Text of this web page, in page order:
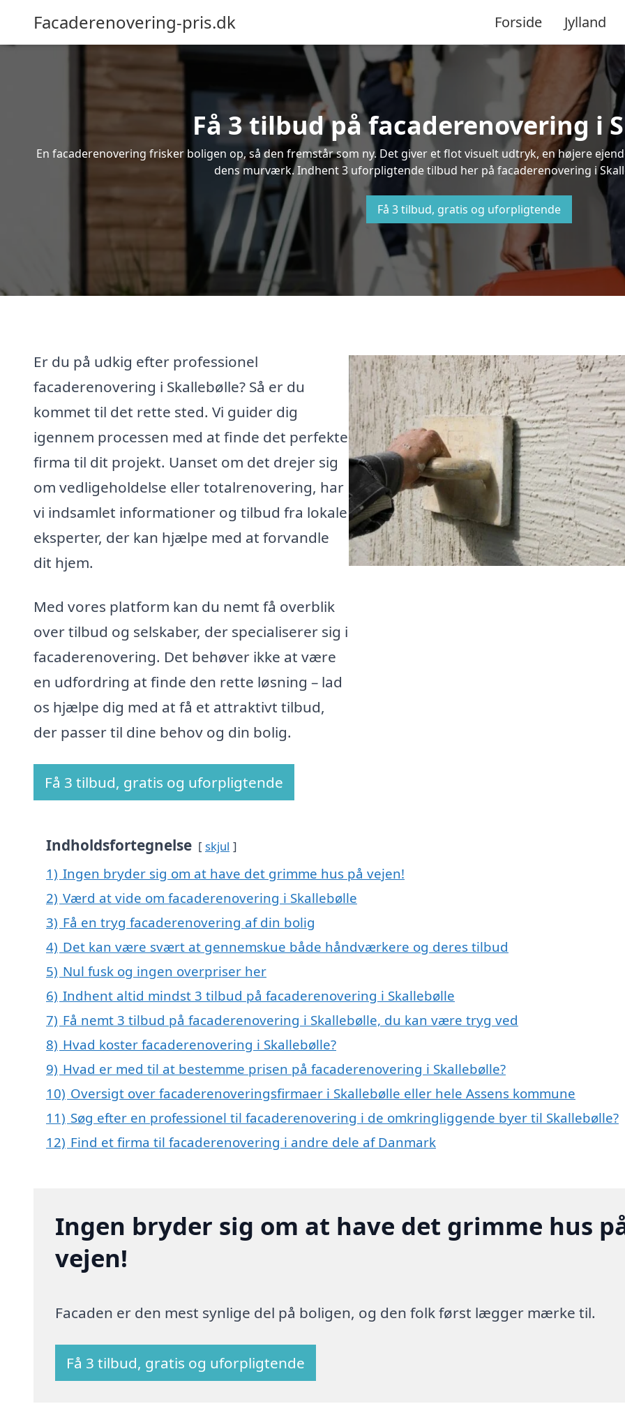
Facaderenovering-pris.dk Forside Jylland
Få 3 tilbud på facaderenovering i
En facaderenovering frisker boligen op, så den fremstår som ny. Det giver et flot visuelt udtryk, en højere
dens murværk. Indhent 3 uforpligtende tilbud her på facaderenovering i
Få 3 tilbud, gratis og uforpligtende
Er du på udkig efter professionel
facaderenovering i Skallebølle? Så er du
kommet til det rette sted. Vi guider dig
igennem processen med at finde det perfekte
firma til dit projekt. Uanset om det drejer sig
om vedligeholdelse eller totalrenovering, har
vi indsamlet informationer og tilbud fra lokale
eksperter, der kan hjælpe med at forvandle
dit hjem.
Med vores platform kan du nemt få overblik
over tilbud og selskaber, der specialiserer sig i
facaderenovering. Det behøver ikke at være
en udfordring at finde den rette løsning – lad
os hjælpe dig med at få et attraktivt tilbud,
der passer til dine behov og din bolig.
Få 3 tilbud, gratis og uforpligtende
Indholdsfortegnelse skjul
1) Ingen bryder sig om at have det grimme hus på vejen!
2) Værd at vide om facaderenovering i Skallebølle
3) Få en tryg facaderenovering af din bolig
4) Det kan være svært at gennemskue både håndværkere og deres tilbud
5) Nul fusk og ingen overpriser her
6) Indhent altid mindst 3 tilbud på facaderenovering i Skallebølle
7) Få nemt 3 tilbud på facaderenovering i Skallebølle, du kan være tryg ved
8) Hvad koster facaderenovering i Skallebølle?
9) Hvad er med til at bestemme prisen på facaderenovering i Skallebølle?
10) Oversigt over facaderenoveringsfirmaer i Skallebølle eller hele Assens kommune
11) Søg efter en professionel til facaderenovering i de omkringliggende byer til Skallebølle?
12) Find et firma til facaderenovering i andre dele af Danmark
Ingen bryder sig om at have det grimme hus
vejen!
Facaden er den mest synlige del på boligen, og den folk først lægger mærke til.
Få 3 tilbud, gratis og uforpligtende